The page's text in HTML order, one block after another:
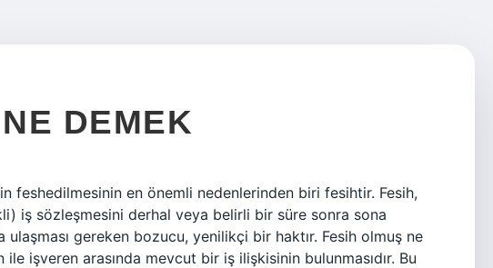
DEMEK
feshedilmesinin en önemli nedenlerinden biri fesihtir. Fesih,
iş sözleşmesini derhal veya belirli bir süre sonra sona
gereken bozucu, yenilikçi bir haktır. Fesih olmuş ne
işveren arasında mevcut bir iş ilişkisinin bulunmasıdır. Bu